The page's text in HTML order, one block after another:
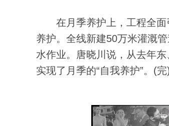
在月季养护上，工程全面
养护。全线新建50万米灌溉
水作业。唐晓川说，从去年
实现了月季的“自我养护”。(完